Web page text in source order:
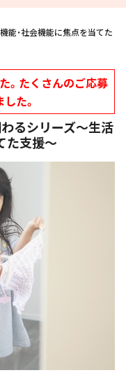
能・社会機能に焦点を当てた
。たくさんのご応募
た。
わるシリーズ～生活
た支援～